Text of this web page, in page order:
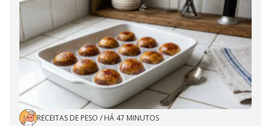
RECEITAS DE PESO / HÁ 47 MINUTOS